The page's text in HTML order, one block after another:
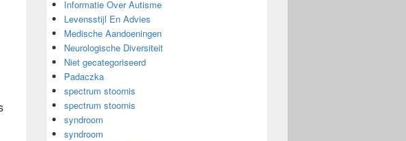
Informatie Over Autisme
Levensstijl En Advies
Medische Aandoeningen
Neurologische Diversiteit
Niet gecategoriseerd
Padaczka
spectrum stoornis
spectrum stoornis
syndroom
syndroom